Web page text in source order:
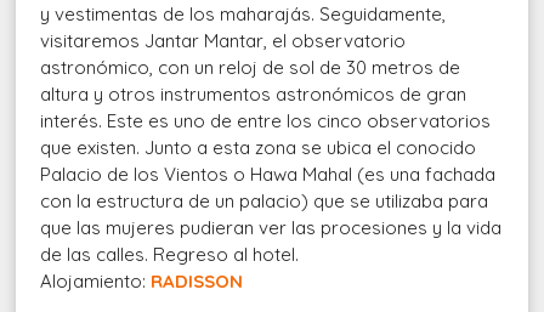
y vestimentas de los maharajás. Seguidamente,
visitaremos Jantar Mantar, el observatorio
astronómico, con un reloj de sol de 30 metros de
altura y otros instrumentos astronómicos de gran
interés. Este es uno de entre los cinco observatorios
que existen. Junto a esta zona se ubica el conocido
Palacio de los Vientos o Hawa Mahal (es una fachada
con la estructura de un palacio) que se utilizaba para
que las mujeres pudieran ver las procesiones y la vida
de las calles. Regreso al hotel.
Alojamiento: RADISSON